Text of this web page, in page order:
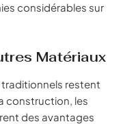
considérables sur
Matériaux
restent
construction, les
des avantages